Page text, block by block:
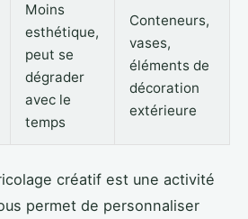
Moins
esthétique,
peut se
dégrader
avec le
temps
Conteneurs,
vases,
éléments de
décoration
extérieure
créatif est une activité
permet de personnaliser